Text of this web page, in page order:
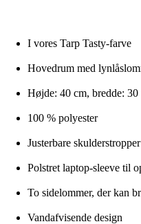
I vores Tarp Tasty-farve
Hovedrum med
Højde: 40 cm, bredde:
100 % polyester
Justerbare
Polstret laptop-sleeve til
To sidelommer, der kan
Vandafvisende design